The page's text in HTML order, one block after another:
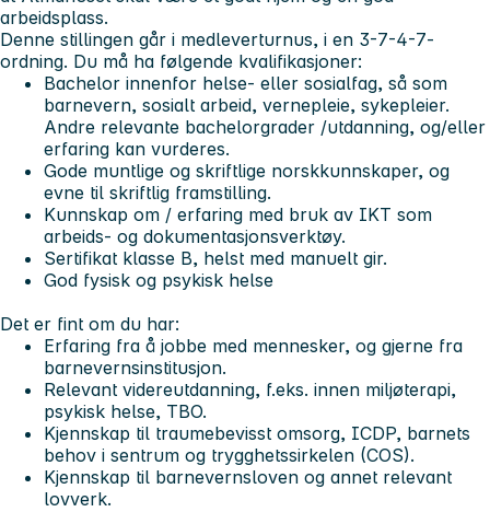
arbeidsplass.
Denne stillingen går i medleverturnus, i en 3-7-4-7-
ordning. Du må ha følgende kvalifikasjoner:
Bachelor innenfor helse- eller sosialfag, så som
barnevern, sosialt arbeid, vernepleie, sykepleier.
Andre relevante bachelorgrader /utdanning, og/eller
erfaring kan vurderes.
Gode muntlige og skriftlige norskkunnskaper, og
evne til skriftlig framstilling.
Kunnskap om / erfaring med bruk av IKT som
arbeids- og dokumentasjonsverktøy.
Sertifikat klasse B, helst med manuelt gir.
God fysisk og psykisk helse
Det er fint om du har:
Erfaring fra å jobbe med mennesker, og gjerne fra
barnevernsinstitusjon.
Relevant videreutdanning, f.eks. innen miljøterapi,
psykisk helse, TBO.
Kjennskap til traumebevisst omsorg, ICDP, barnets
behov i sentrum og trygghetssirkelen (COS).
Kjennskap til barnevernsloven og annet relevant
lovverk.